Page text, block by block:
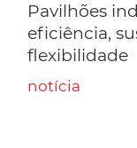
Pavilhões
eficiência,
flexibilidade
notícia